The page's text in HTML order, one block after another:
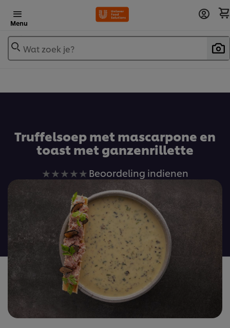
Menu
Wat zoek je?
Truffelsoep met mascarpone en
toast met ganzenrillette
Geen
beoordelingen
ingediend
voor
deze
recipe
Beoordeling indienen